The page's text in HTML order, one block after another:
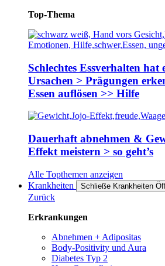
Top-Thema
Schlechtes Essverhalten hat
Ursachen > Prägungen
Essen auflösen >> Hilfe
Dauerhaft abnehmen &
Effekt meistern > so geht’s
Alle Topthemen anzeigen
Krankheiten
Schließe Krankheiten
Zurück
Erkrankungen
Abnehmen + Adipositas
Body-Positivity und Aura
Diabetes Typ 2